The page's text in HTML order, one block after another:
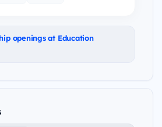
openings at Education